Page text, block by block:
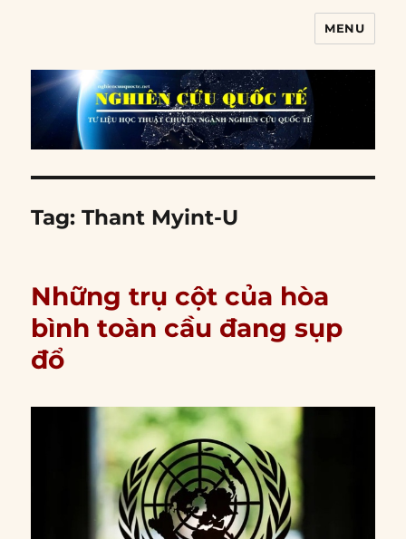
MENU
Tag:Thant Myint-U
Những trụ cột của hòa
bình toàn cầu đang sụp
đổ